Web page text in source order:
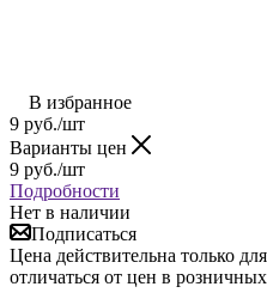
В избранное
9 руб./шт
Варианты цен
9 руб./шт
Подробности
Нет в наличии
Подписаться
Цена действительна только
отличаться от цен в